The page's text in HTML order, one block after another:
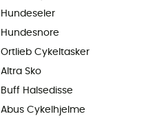
Hundeseler
Hundesnore
Ortlieb Cykeltasker
Altra Sko
Buff Halsedisse
Abus Cykelhjelme